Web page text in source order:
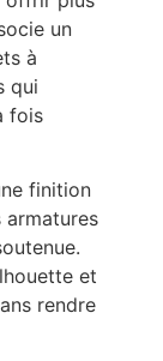
un
à
qui
fois
finition
armatures
et
rendre